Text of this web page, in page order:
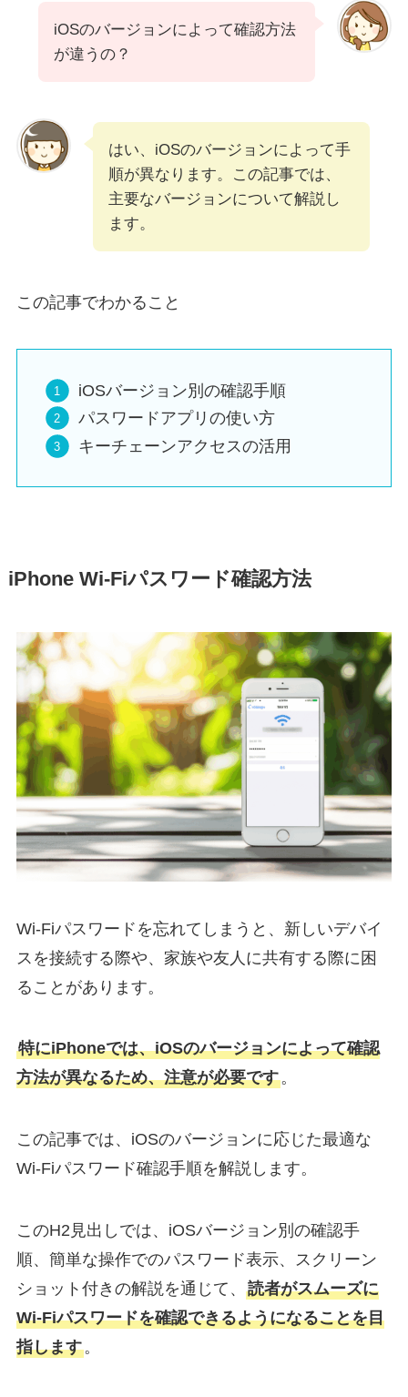
iOSのバージョンによって確認方法
が違うの？
はい、iOSのバージョンによって手
順が異なります。この記事では、
主要なバージョンについて解説し
ます。
この記事でわかること
iOSバージョン別の確認手順
パスワードアプリの使い方
キーチェーンアクセスの活用
iPhone Wi-Fiパスワード確認方法
Wi-Fiパスワードを忘れてしまうと、新しいデバイ
スを接続する際や、家族や友人に共有する際に困
ることがあります。
特にiPhoneでは、iOSのバージョンによって確認
方法が異なるため、注意が必要です。
この記事では、iOSのバージョンに応じた最適な
Wi-Fiパスワード確認手順を解説します。
このH2見出しでは、iOSバージョン別の確認手
順、簡単な操作でのパスワード表示、スクリーン
ショット付きの解説を通じて、 読者がスムーズに
Wi-Fiパスワードを確認できるようになることを目
指します。